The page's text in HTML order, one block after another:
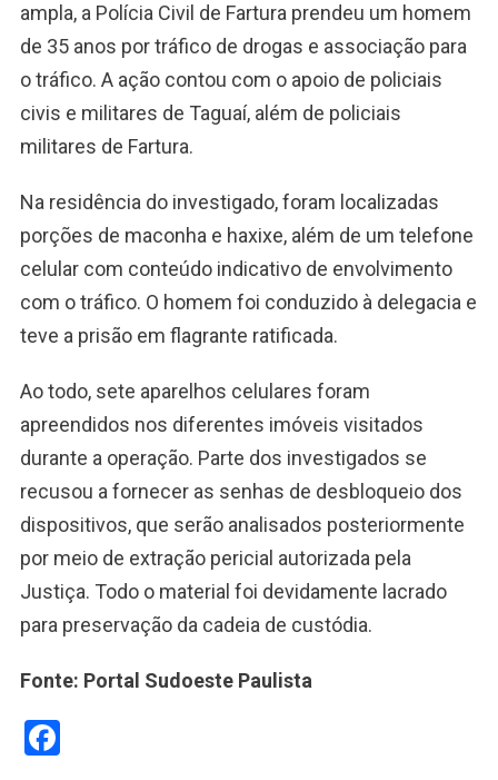
ampla, a Polícia Civil de Fartura prendeu um homem
de 35 anos por tráfico de drogas e associação para
o tráfico. A ação contou com o apoio de policiais
civis e militares de Taguaí, além de policiais
militares de Fartura.
Na residência do investigado, foram localizadas
porções de maconha e haxixe, além de um telefone
celular com conteúdo indicativo de envolvimento
com o tráfico. O homem foi conduzido à delegacia e
teve a prisão em flagrante ratificada.
Ao todo, sete aparelhos celulares foram
apreendidos nos diferentes imóveis visitados
durante a operação. Parte dos investigados se
recusou a fornecer as senhas de desbloqueio dos
dispositivos, que serão analisados posteriormente
por meio de extração pericial autorizada pela
Justiça. Todo o material foi devidamente lacrado
para preservação da cadeia de custódia.
Fonte: Portal Sudoeste Paulista
Facebook